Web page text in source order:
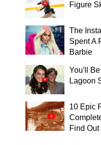
Figure
The
Spent A
Barbie
You'll
Lagoon
10 Epic
Find Out